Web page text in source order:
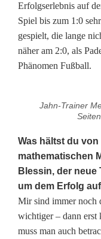
Erfolgserlebnis auf
Spiel bis zum 1:0
gespielt, die lange
näher am 2:0, als
Phänomen Fußball.
Jahn-Trainer
Was hältst du
mathematischen
Blessin, der neue
um dem Erfolg
Mir sind immer noch
wichtiger – dann erst
muss man auch